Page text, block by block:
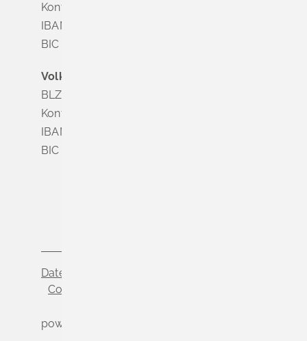
Konto Nr. 8 028 524
IBAN DE63 6835 1865 0008 0285 24
BIC SOLADES1MGL
Volksbank Dreiländereck
BLZ 683 900 00
Konto Nr. 3 500 004
IBAN DE56 6839 0000 0003 5000 04
BIC VOLODE66
Datenschutz
Cookie-Einstellungen
powered by